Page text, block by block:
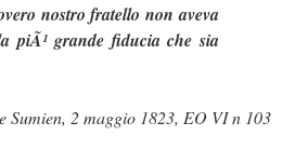
nostro fratello non aveva
piÃ¹ grande fiducia che sia
Sumien, 2 maggio 1823, EO VI n 103